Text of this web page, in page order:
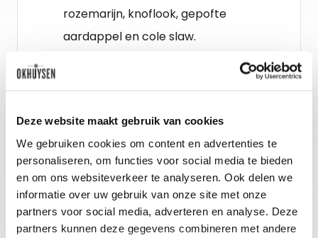
Deze website maakt gebruik van cookies
We gebruiken cookies om content en advertenties te
personaliseren, om functies voor social media te bieden
en om ons websiteverkeer te analyseren. Ook delen we
informatie over uw gebruik van onze site met onze
partners voor social media, adverteren en analyse. Deze
partners kunnen deze gegevens combineren met andere
rozemarijn, knoflook, gepofte
aardappel en cole slaw.
Decanter : 92
Jancis Robinson : 15
Het Okhuysen Proefteam : 15